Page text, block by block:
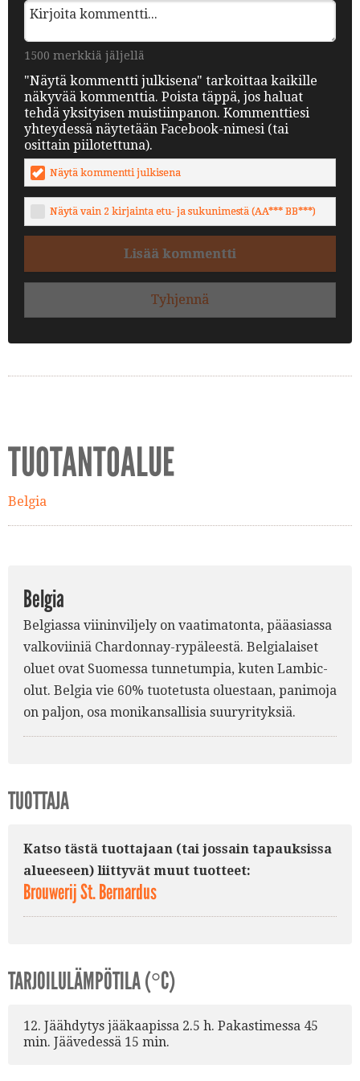
1500 merkkiä jäljellä
"Näytä kommentti julkisena" tarkoittaa kaikille
näkyvää kommenttia. Poista täppä, jos haluat
tehdä yksityisen muistiinpanon. Kommenttiesi
yhteydessä näytetään Facebook-nimesi (tai
osittain piilotettuna).
Näytä kommentti julkisena
Näytä vain 2 kirjainta etu- ja sukunimestä (AA*** BB***)
Lisää kommentti
Tyhjennä
TUOTANTOALUE
Belgia
Belgia
Belgiassa viininviljely on vaatimatonta, pääasiassa
valkoviiniä Chardonnay-rypäleestä. Belgialaiset
oluet ovat Suomessa tunnetumpia, kuten Lambic-
olut. Belgia vie 60% tuotetusta oluestaan, panimoja
on paljon, osa monikansallisia suuryrityksiä.
TUOTTAJA
Katso tästä tuottajaan (tai jossain tapauksissa
alueeseen) liittyvät muut tuotteet:
Brouwerij St. Bernardus
TARJOILULÄMPÖTILA (°C)
12. Jäähdytys jääkaapissa 2.5 h. Pakastimessa 45
min. Jäävedessä 15 min.